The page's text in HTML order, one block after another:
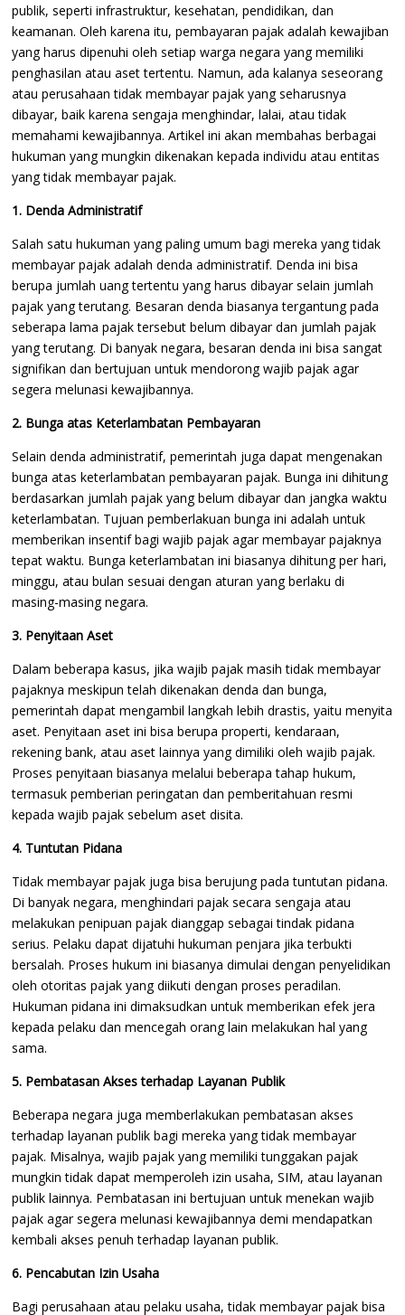
publik, seperti infrastruktur, kesehatan, pendidikan, dan
keamanan. Oleh karena itu, pembayaran pajak adalah kewajiban
yang harus dipenuhi oleh setiap warga negara yang memiliki
penghasilan atau aset tertentu. Namun, ada kalanya seseorang
atau perusahaan tidak membayar pajak yang seharusnya
dibayar, baik karena sengaja menghindar, lalai, atau tidak
memahami kewajibannya. Artikel ini akan membahas berbagai
hukuman yang mungkin dikenakan kepada individu atau entitas
yang tidak membayar pajak.
1. Denda Administratif
Salah satu hukuman yang paling umum bagi mereka yang tidak
membayar pajak adalah denda administratif. Denda ini bisa
berupa jumlah uang tertentu yang harus dibayar selain jumlah
pajak yang terutang. Besaran denda biasanya tergantung pada
seberapa lama pajak tersebut belum dibayar dan jumlah pajak
yang terutang. Di banyak negara, besaran denda ini bisa sangat
signifikan dan bertujuan untuk mendorong wajib pajak agar
segera melunasi kewajibannya.
2. Bunga atas Keterlambatan Pembayaran
Selain denda administratif, pemerintah juga dapat mengenakan
bunga atas keterlambatan pembayaran pajak. Bunga ini dihitung
berdasarkan jumlah pajak yang belum dibayar dan jangka waktu
keterlambatan. Tujuan pemberlakuan bunga ini adalah untuk
memberikan insentif bagi wajib pajak agar membayar pajaknya
tepat waktu. Bunga keterlambatan ini biasanya dihitung per hari,
minggu, atau bulan sesuai dengan aturan yang berlaku di
masing-masing negara.
3. Penyitaan Aset
Dalam beberapa kasus, jika wajib pajak masih tidak membayar
pajaknya meskipun telah dikenakan denda dan bunga,
pemerintah dapat mengambil langkah lebih drastis, yaitu menyita
aset. Penyitaan aset ini bisa berupa properti, kendaraan,
rekening bank, atau aset lainnya yang dimiliki oleh wajib pajak.
Proses penyitaan biasanya melalui beberapa tahap hukum,
termasuk pemberian peringatan dan pemberitahuan resmi
kepada wajib pajak sebelum aset disita.
4. Tuntutan Pidana
Tidak membayar pajak juga bisa berujung pada tuntutan pidana.
Di banyak negara, menghindari pajak secara sengaja atau
melakukan penipuan pajak dianggap sebagai tindak pidana
serius. Pelaku dapat dijatuhi hukuman penjara jika terbukti
bersalah. Proses hukum ini biasanya dimulai dengan penyelidikan
oleh otoritas pajak yang diikuti dengan proses peradilan.
Hukuman pidana ini dimaksudkan untuk memberikan efek jera
kepada pelaku dan mencegah orang lain melakukan hal yang
sama.
5. Pembatasan Akses terhadap Layanan Publik
Beberapa negara juga memberlakukan pembatasan akses
terhadap layanan publik bagi mereka yang tidak membayar
pajak. Misalnya, wajib pajak yang memiliki tunggakan pajak
mungkin tidak dapat memperoleh izin usaha, SIM, atau layanan
publik lainnya. Pembatasan ini bertujuan untuk menekan wajib
pajak agar segera melunasi kewajibannya demi mendapatkan
kembali akses penuh terhadap layanan publik.
6. Pencabutan Izin Usaha
Bagi perusahaan atau pelaku usaha, tidak membayar pajak bisa